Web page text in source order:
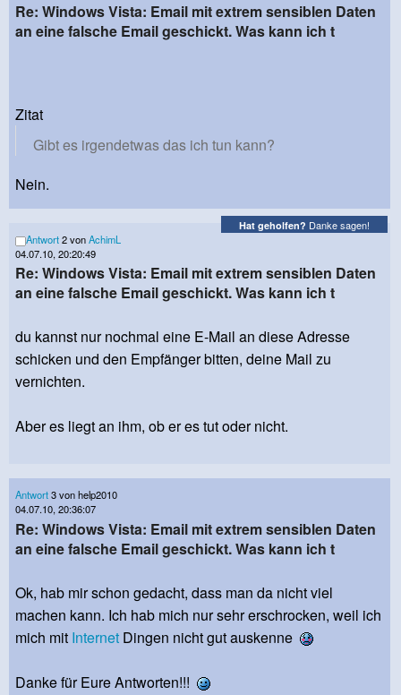
Re: Windows Vista: Email mit extrem sensiblen Daten
an eine falsche Email geschickt. Was kann ich t
Zitat
Gibt es irgendetwas das ich tun kann?
Nein.
Hat geholfen? Danke sagen!
Antwort2 vonAchimL
04.07.10, 20:20:49
Re: Windows Vista: Email mit extrem sensiblen Daten
an eine falsche Email geschickt. Was kann ich t
du kannst nur nochmal eine E-Mail an diese Adresse
schicken und den Empfänger bitten, deine Mail zu
vernichten.
Aber es liegt an ihm, ob er es tut oder nicht.
Antwort3 von help2010
04.07.10, 20:36:07
Re: Windows Vista: Email mit extrem sensiblen Daten
an eine falsche Email geschickt. Was kann ich t
Ok, hab mir schon gedacht, dass man da nicht viel
machen kann. Ich hab mich nur sehr erschrocken, weil ich
mich mit Internet Dingen nicht gut auskenne
Danke für Eure Antworten!!!